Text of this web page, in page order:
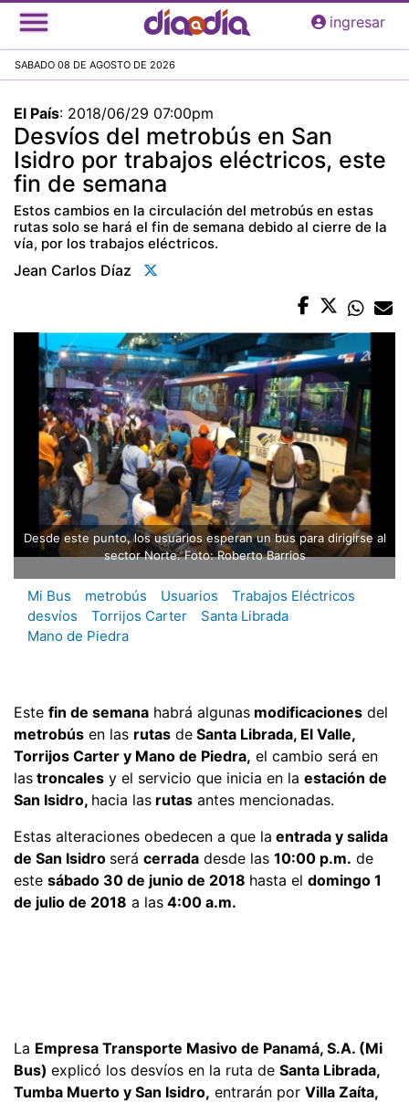
Pasar
al
principal
ingresar
SABADO 08 DE AGOSTO DE 2026
El País: 2018/06/29 07:00pm
Desvíos del metrobús en San
Isidro por trabajos eléctricos, este
fin de semana
Estos cambios en la circulación del metrobús en estas
rutas solo se hará el fin de semana debido al cierre de la
vía, por los trabajos eléctricos.
Jean Carlos Díaz
Desde este punto, los usuarios esperan un bus para dirigirse al
sector Norte. Foto: Roberto Barrios
Mi Bus metrobús Usuarios
Trabajos Eléctricos
desvíos
Torrijos Carter
Santa Librada
Mano de Piedra
Este fin de semana habrá algunas modificaciones del
metrobús en las rutas de Santa Librada, El Valle,
Torrijos Carter y Mano de Piedra, el cambio será en
las troncales y el servicio que inicia en la estación de
San Isidro, hacia las rutas antes mencionadas.
Estas alteraciones obedecen a que la entrada y salida
de San Isidro será cerrada desde las 10:00 p.m. de
este sábado 30 de junio de 2018 hasta el domingo 1
de julio de 2018 a las 4:00 a.m.
La Empresa Transporte Masivo de Panamá, S.A. (Mi
Bus) explicó los desvíos en la ruta de Santa Librada,
Tumba Muerto y San Isidro, entrarán por Villa Zaíta,